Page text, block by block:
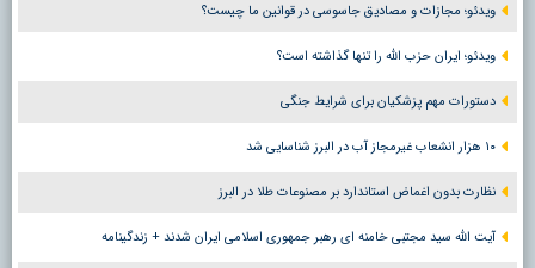
ویدئو؛ مجازات و مصادیق جاسوسی در قوانین ما چیست؟
ویدئو؛ ایران حزب الله را تنها گذاشته است؟
دستورات مهم پزشکیان برای شرایط جنگی
۱۰ هزار انشعاب غیرمجاز آب در البرز شناسایی شد
نظارت بدون اغماض استاندارد بر مصنوعات طلا در البرز
آیت الله سید مجتبی خامنه ای رهبر جمهوری اسلامی ایران شدند + زندگینامه